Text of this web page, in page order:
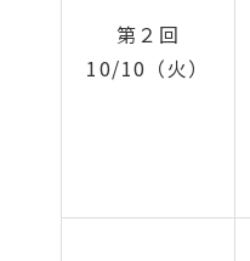
第２回
10/10（火）